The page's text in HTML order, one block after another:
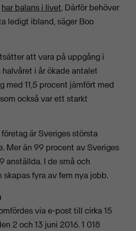
har balans i livet. Därför behöver
ledigt ibland, säger Boo
att vara på uppgång i
i år ökade antalet
med 11,5 procent jämfört med
också var ett starkt
är Sveriges största
Mer än 99 procent av Sveriges
anställda. I de små och
skapas fyra av fem nya jobb.
via e-post till cirka 15
2 och 13 juni 2016. 1 018